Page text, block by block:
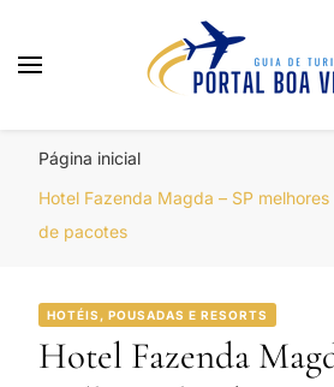
Página inicial
Hotel Fazenda Magda – SP
de pacotes
HOTÉIS, POUSADAS E RESORTS
Hotel Fazenda